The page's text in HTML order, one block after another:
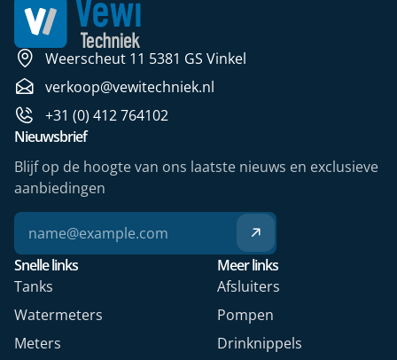
Weerscheut 11 5381 GS Vinkel
verkoop@vewitechniek.nl
+31 (0) 412 764102
Snelle links
Tanks
Watermeters
Meters
Meer links
Afsluiters
Pompen
Drinknippels
Nieuwsbrief
Blijf op de hoogte van ons laatste nieuws en exclusieve
aanbiedingen